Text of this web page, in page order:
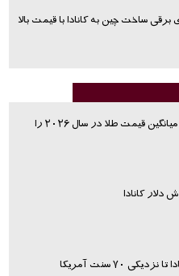
ساخت چین به کانادا با قیمت بالا
بانک آمریکا پیش‌بینی میانگین قیمت طلا در سال ۲۰۲۶ را
کانادا
۷۰ سنت آمریکا